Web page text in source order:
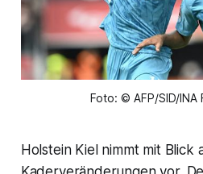
Foto: © AFP/SID/INA
Holstein Kiel nimmt mit Blick